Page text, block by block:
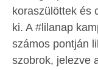
koraszülöttek és
ki. A #lilanap
számos pontján
szobrok, jelezve